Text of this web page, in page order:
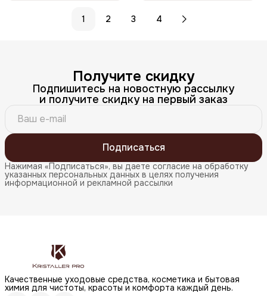
1 2 3 4
Получите скидку
Подпишитесь на новостную рассылку
и получите скидку на первый заказ
Подписаться
Нажимая «Подписаться», вы даете согласие на обработку
указанных персональных данных в целях получения
информационной и рекламной рассылки
Качественные уходовые средства, косметика и бытовая
химия для чистоты, красоты и комфорта каждый день.